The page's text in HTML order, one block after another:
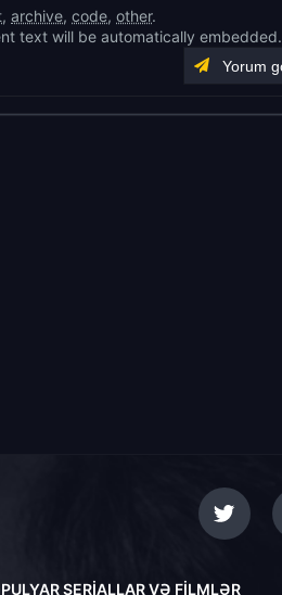
, archive, code, other.
text will be automatically embedded.
SERIALLAR VƏ FILMLƏR